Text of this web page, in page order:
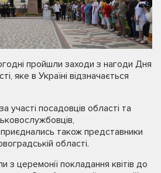
пройшли заходи з нагоди Дня
яке в Україні відзначається
участі посадовців області та
також представники
області.
з церемонії покладання квітів до